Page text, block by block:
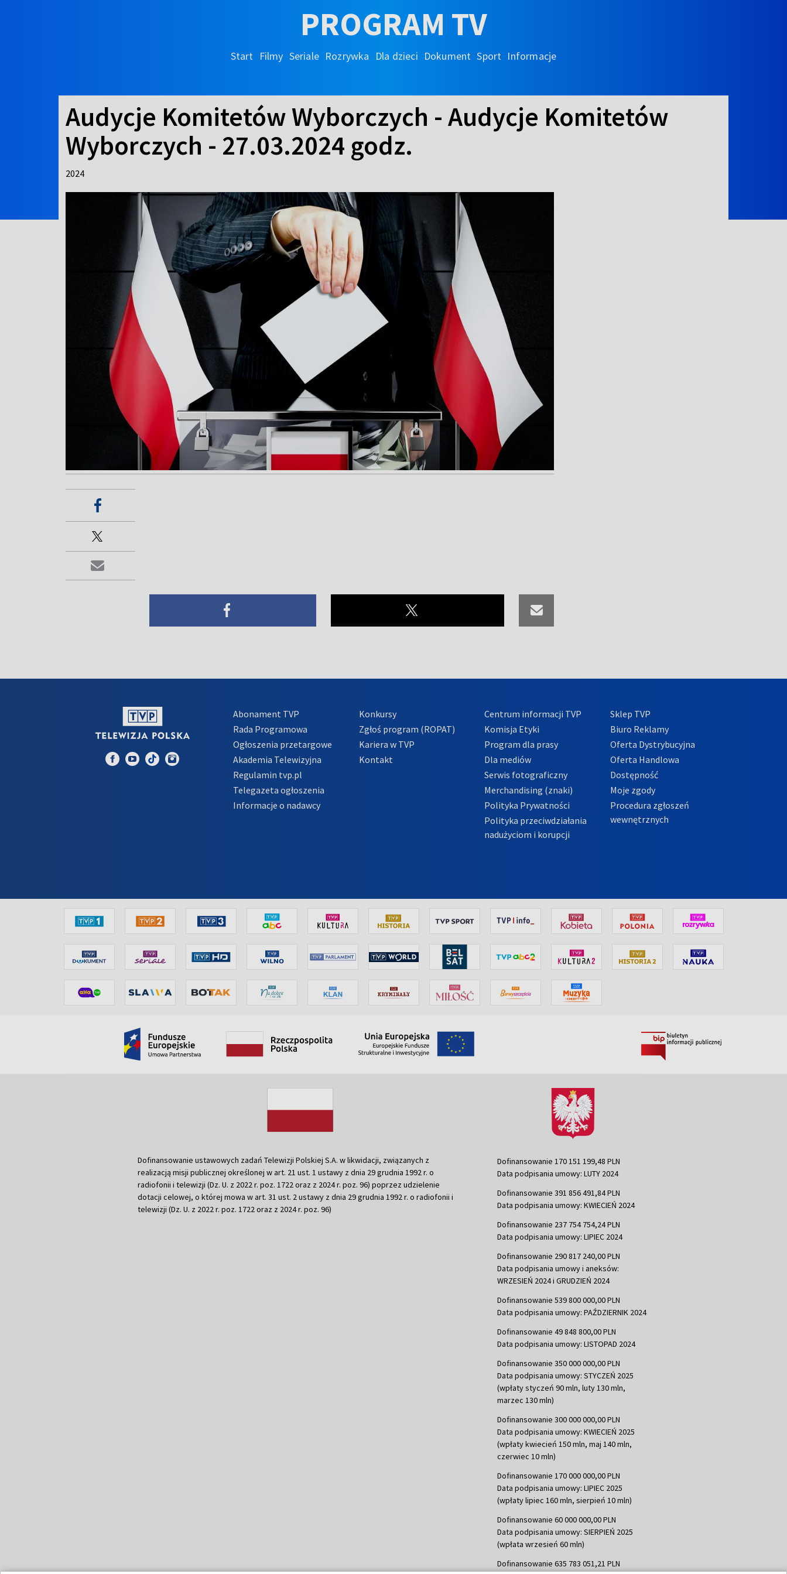
PROGRAM TV
Start Filmy Seriale Rozrywka Dla dzieci Dokument Sport Informacje
Audycje Komitetów Wyborczych - Audycje Komitetów
Wyborczych - 27.03.2024 godz.
2024
Abonament TVP
Rada Programowa
Ogłoszenia przetargowe
Akademia Telewizyjna
Regulamin tvp.pl
Telegazeta ogłoszenia
Informacje o nadawcy
Konkursy
Zgłoś program (ROPAT)
Kariera w TVP
Kontakt
Centrum informacji TVP
Komisja Etyki
Program dla prasy
Dla mediów
Serwis fotograficzny
Merchandising (znaki)
Polityka Prywatności
Polityka przeciwdziałania
nadużyciom i korupcji
Sklep TVP
Biuro Reklamy
Oferta Dystrybucyjna
Oferta Handlowa
Dostępność
Moje zgody
Procedura zgłoszeń
wewnętrznych
Dofinansowanie ustawowych zadań Telewizji Polskiej S.A. w likwidacji, związanych z
realizacją misji publicznej określonej w art. 21 ust. 1 ustawy z dnia 29 grudnia 1992 r. o
radiofonii i telewizji (Dz. U. z 2022 r. poz. 1722 oraz z 2024 r. poz. 96) poprzez udzielenie
dotacji celowej, o której mowa w art. 31 ust. 2 ustawy z dnia 29 grudnia 1992 r. o radiofonii i
telewizji (Dz. U. z 2022 r. poz. 1722 oraz z 2024 r. poz. 96)
Dofinansowanie 170 151 199,48 PLN
Data podpisania umowy: LUTY 2024
Dofinansowanie 391 856 491,84 PLN
Data podpisania umowy: KWIECIEŃ 2024
Dofinansowanie 237 754 754,24 PLN
Data podpisania umowy: LIPIEC 2024
Dofinansowanie 290 817 240,00 PLN
Data podpisania umowy i aneksów:
WRZESIEŃ 2024 i GRUDZIEŃ 2024
Dofinansowanie 539 800 000,00 PLN
Data podpisania umowy: PAŹDZIERNIK 2024
Dofinansowanie 49 848 800,00 PLN
Data podpisania umowy: LISTOPAD 2024
Dofinansowanie 350 000 000,00 PLN
Data podpisania umowy: STYCZEŃ 2025
(wpłaty styczeń 90 mln, luty 130 mln,
marzec 130 mln)
Dofinansowanie 300 000 000,00 PLN
Data podpisania umowy: KWIECIEŃ 2025
(wpłaty kwiecień 150 mln, maj 140 mln,
czerwiec 10 mln)
Dofinansowanie 170 000 000,00 PLN
Data podpisania umowy: LIPIEC 2025
(wpłaty lipiec 160 mln, sierpień 10 mln)
Dofinansowanie 60 000 000,00 PLN
Data podpisania umowy: SIERPIEŃ 2025
(wpłata wrzesień 60 mln)
Dofinansowanie 635 783 051,21 PLN